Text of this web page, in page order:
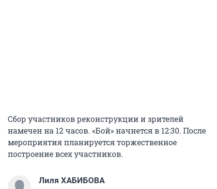
Сбор участников реконструкции и зрителей
намечен на 12 часов. «Бой» начнется в 12:30. После
мероприятия планируется торжественное
построение всех участников.
Лиля ХАБИБОВА